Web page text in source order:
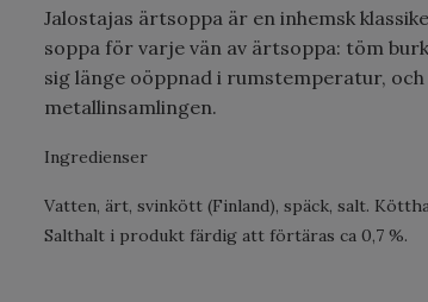
Jalostajas ärtsoppa är en inhemsk
soppa för varje vän av ärtsoppa: töm
sig länge oöppnad i rumstemperatur,
metallinsamlingen.
Ingredienser
Vatten, ärt, svinkött (Finland), späck, salt.
Salthalt i produkt färdig att förtäras ca 0,7 %.